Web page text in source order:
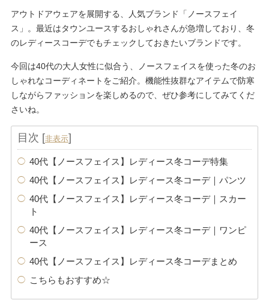
アウトドアウェアを展開する、人気ブランド「ノースフェイ
ス」。最近はタウンユースするおしゃれさんが急増しており、冬
のレディースコーデでもチェックしておきたいブランドです。
今回は40代の大人女性に似合う、ノースフェイスを使った冬のお
しゃれなコーディネートをご紹介。機能性抜群なアイテムで防寒
しながらファッションを楽しめるので、ぜひ参考にしてみてくだ
さいね。
目次 [非表示]
40代【ノースフェイス】レディース冬コーデ特集
40代【ノースフェイス】レディース冬コーデ｜パンツ
40代【ノースフェイス】レディース冬コーデ｜スカー
ト
40代【ノースフェイス】レディース冬コーデ｜ワンピ
ース
40代【ノースフェイス】レディース冬コーデまとめ
こちらもおすすめ☆